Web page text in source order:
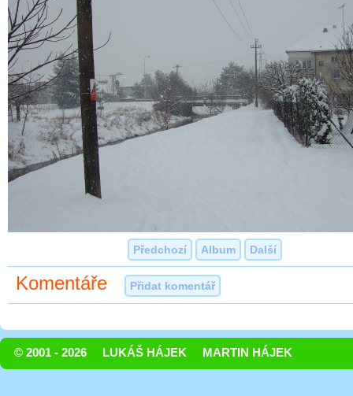
Předchozí Album Další
Komentáře Přidat komentář
© 2001 - 2026 LUKÁŠ HÁJEK MARTIN HÁJEK